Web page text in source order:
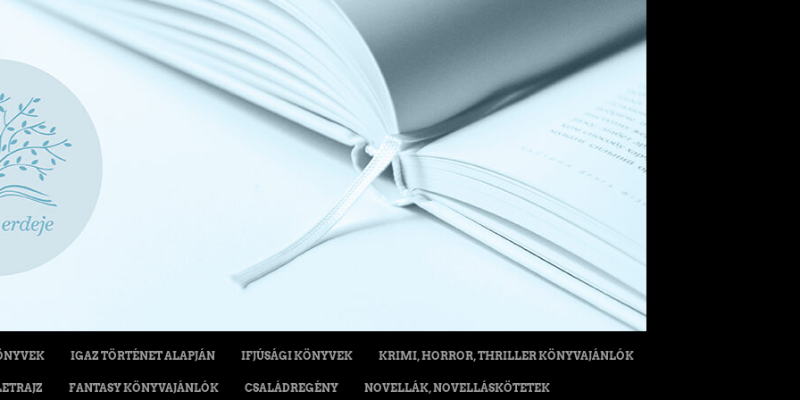
IGAZ TÖRTÉNET ALAPJÁN IFJÚSÁGI KÖNYVEK KRIMI, HORROR, THRILLER KÖNYVAJÁNLÓK
FANTASY KÖNYVAJÁNLÓK CSALÁDREGÉNY NOVELLÁK, NOVELLÁSKÖTETEK